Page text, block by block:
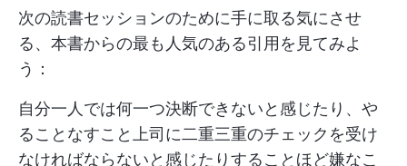
次の読書セッションのために手に取る気にさせ
る、本書からの最も人気のある引用を見てみよ
う：
自分一人では何一つ決断できないと感じたり、や
ることなすこと上司に二重三重のチェックを受け
なければならないと感じたりすることほど嫌なこ